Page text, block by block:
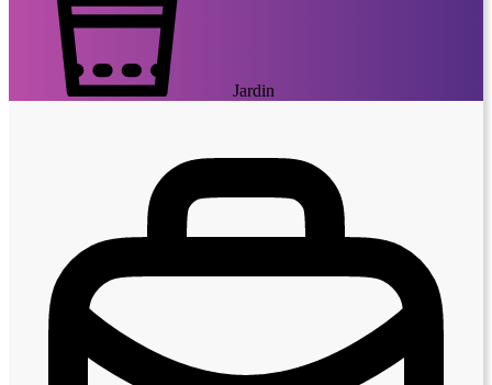
Jardin